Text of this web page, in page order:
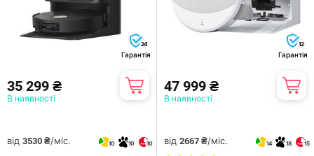
24
Гарантія
35 299 ₴
В наявності
від 3530 ₴/міс. 10 10 10
12
Гарантія
47 999 ₴
В наявності
від 2667 ₴/міс. 14 18 15